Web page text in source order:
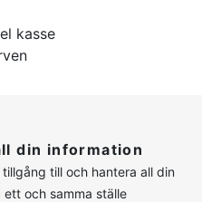
kasse
din information
till och hantera all din
och samma ställe